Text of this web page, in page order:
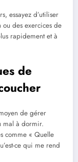
essayez d’utiliser
des exercices de
rapidement et à
de
de gérer
mal à dormir.
comme « Quelle
ce qui me rend